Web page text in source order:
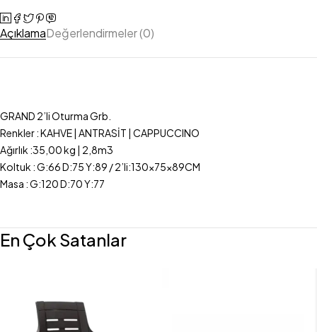
AçıklamaDeğerlendirmeler (0)
GRAND 2’li Oturma Grb.
Renkler : KAHVE | ANTRASİT | CAPPUCCINO
Ağırlık :35,00 kg | 2,8m3
Koltuk : G:66 D:75 Y:89 / 2’li:130x75x89CM
Masa : G:120 D:70 Y:77
En Çok Satanlar